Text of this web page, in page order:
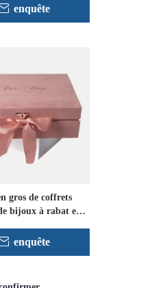
enquête
gros de coffrets
bijoux à rabat en
enquête